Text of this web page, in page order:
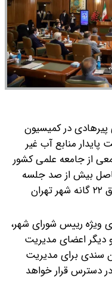
در کمیسیون
منابع آب غیر
از جامعه علمی کشور
بیش از صد جلسه
کارشناسی و جمع‌آوری داده‌های مناطق ۲۲ گانه شهر تهران
ویژه رییس شورای شهر،
دیگر اعضای مدیریت
سندی برای مدیریت
دسترس قرار خواهد